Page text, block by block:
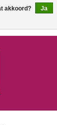
akkoord?
Ja